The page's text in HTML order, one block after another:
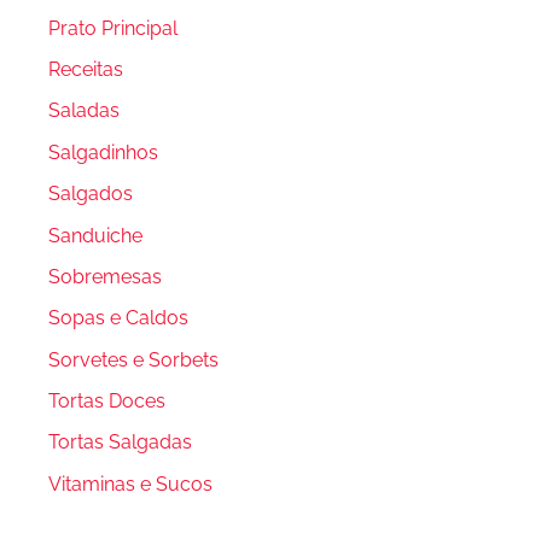
Prato Principal
Receitas
Saladas
Salgadinhos
Salgados
Sanduiche
Sobremesas
Sopas e Caldos
Sorvetes e Sorbets
Tortas Doces
Tortas Salgadas
Vitaminas e Sucos